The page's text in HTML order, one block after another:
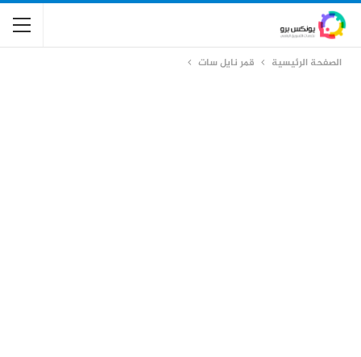
الصفحة الرئيسية قمر نايل سات